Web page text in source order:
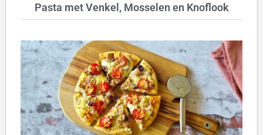
Pasta met Venkel, Mosselen en Knoflook